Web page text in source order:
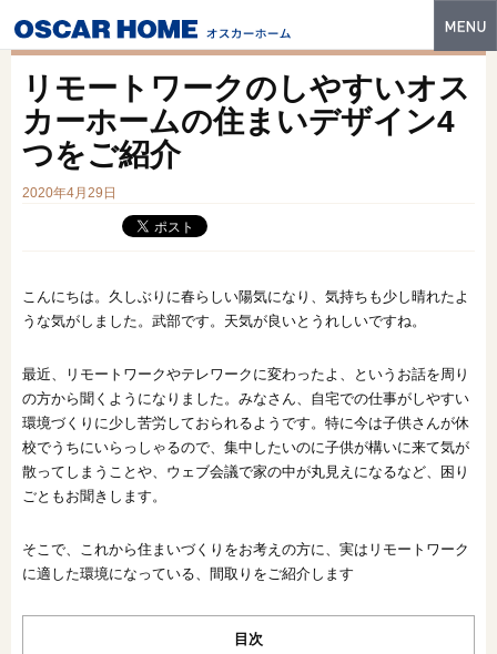
特長
建築実例
販売中の物件
スマートセレクト
土地情報
リモートワークのしやすいオス
カーホームの住まいデザイン4
つをご紹介
2020年4月29日
こんにちは。久しぶりに春らしい陽気になり、気持ちも少し晴れたよ
うな気がしました。武部です。天気が良いとうれしいですね。
最近、リモートワークやテレワークに変わったよ、というお話を周り
の方から聞くようになりました。みなさん、自宅での仕事がしやすい
環境づくりに少し苦労しておられるようです。特に今は子供さんが休
校でうちにいらっしゃるので、集中したいのに子供が構いに来て気が
散ってしまうことや、ウェブ会議で家の中が丸見えになるなど、困り
ごともお聞きします。
そこで、これから住まいづくりをお考えの方に、実はリモートワーク
に適した環境になっている、間取りをご紹介します
目次